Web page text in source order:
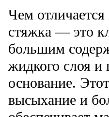
Чем
стяжка — это
большим
жидкого слоя и
основание.
высыхание и